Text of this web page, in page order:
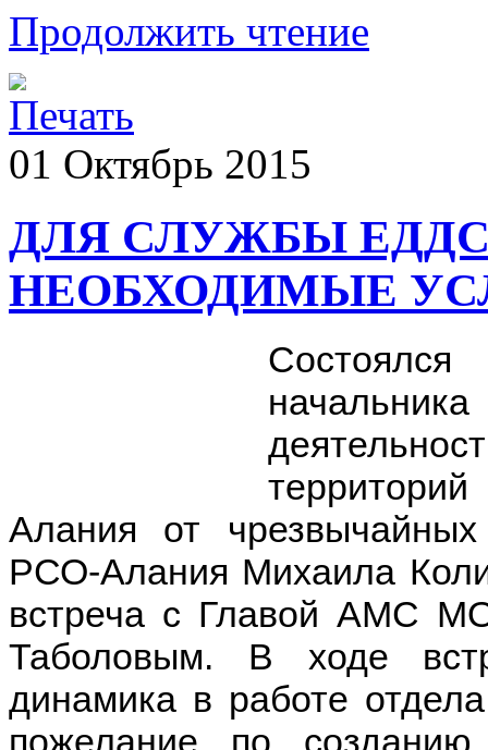
Продолжить чтение
01 Октябрь 2015
ДЛЯ СЛУЖБЫ
НЕОБХОДИМЫЕ
Алания от
РСО-Алания Михаила
встреча с Главой АМС
Таболовым. В ходе
динамика в работе
пожелание по